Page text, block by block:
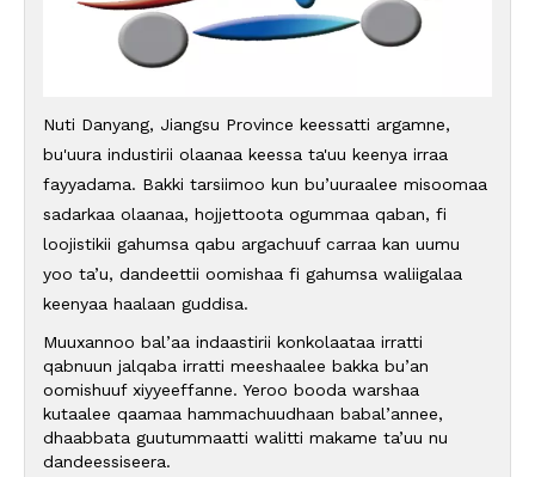
Nuti Danyang, Jiangsu Province keessatti argamne,
bu'uura industirii olaanaa keessa ta'uu keenya irraa
fayyadama. Bakki tarsiimoo kun bu’uuraalee misoomaa
sadarkaa olaanaa, hojjettoota ogummaa qaban, fi
loojistikii gahumsa qabu argachuuf carraa kan uumu
yoo ta’u, dandeettii oomishaa fi gahumsa waliigalaa
keenyaa haalaan guddisa.
Muuxannoo bal’aa indaastirii konkolaataa irratti
qabnuun jalqaba irratti meeshaalee bakka bu’an
oomishuuf xiyyeeffanne. Yeroo booda warshaa
kutaalee qaamaa hammachuudhaan babal’annee,
dhaabbata guutummaatti walitti makame ta’uu nu
dandeessiseera.